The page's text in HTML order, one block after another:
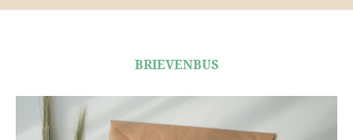
BRIEVENBUS